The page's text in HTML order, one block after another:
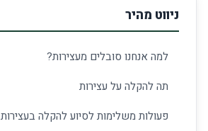
ניווט מהיר
למה אנחנו סובלים מעצירות?
תה להקלה על עצירות
פעולות משלימות לסיוע להקלה בעצירות